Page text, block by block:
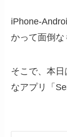
iPhone-
かって面倒な
そこで、本
なアプリ「